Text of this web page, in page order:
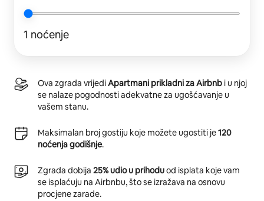
1 noćenje
Ova zgrada vrijediApartmani prikladni za Airbnb i u njoj
se nalaze pogodnosti adekvatne za ugošćavanje u
vašem stanu.
Maksimalan broj gostiju koje možete ugostiti je120
noćenja godišnje.
Zgrada dobija 25% udio u prihoduod isplata koje vam
se isplaćuju na Airbnbu, što se izražava na osnovu
procjene zarade.